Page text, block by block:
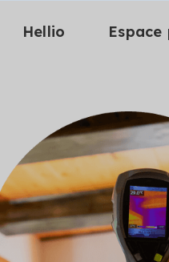
Hellio Espace